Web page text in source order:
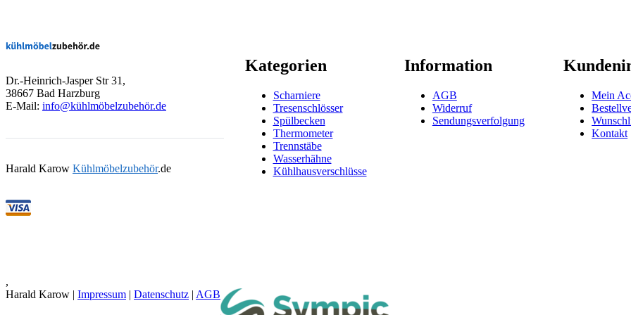
Dr.-Heinrich-Jasper Str 31,
38667 Bad Harzburg
E-Mail: info@kühlmöbelzubehör.de
Harald Karow Kühlmöbelzubehör.de
Kategorien
Scharniere
Tresenschlösser
Spülbecken
Thermometer
Trennstäbe
Wasserhähne
Kühlhausverschlüsse
Information
AGB
Widerruf
Sendungsverfolgung
Mein
Kontakt
,
Harald Karow | Impressum | Datenschutz | AGB